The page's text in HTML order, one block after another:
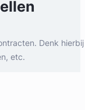
Denk
etc.